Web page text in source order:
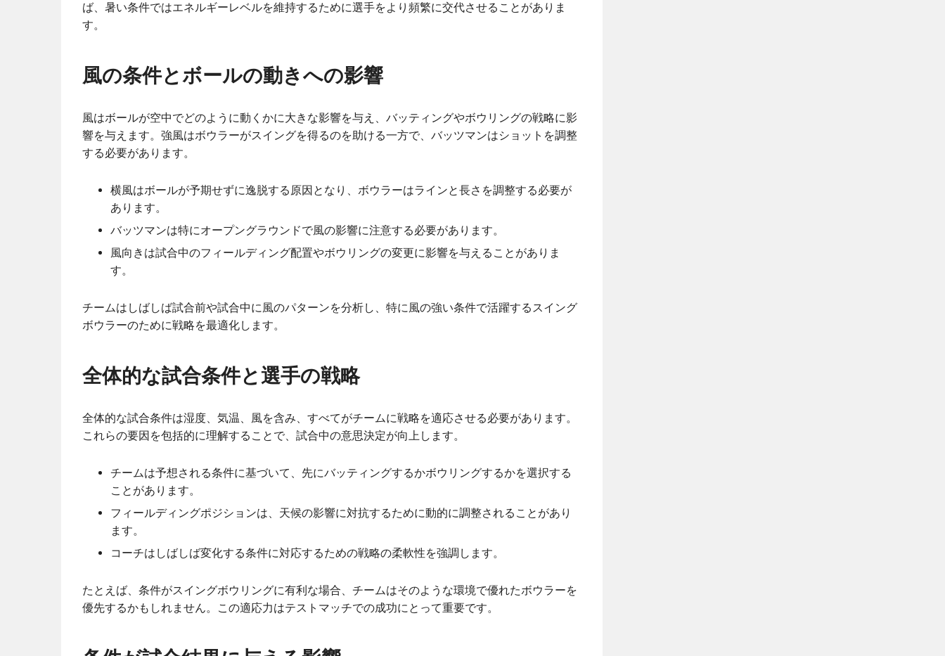
ば、暑い条件ではエネルギーレベルを維持するために選手をより頻繁に交代させることがありま
す。
風の条件とボールの動きへの影響
風はボールが空中でどのように動くかに大きな影響を与え、バッティングやボウリングの戦略に影
響を与えます。強風はボウラーがスイングを得るのを助ける一方で、バッツマンはショットを調整
する必要があります。
横風はボールが予期せずに逸脱する原因となり、ボウラーはラインと長さを調整する必要が
あります。
バッツマンは特にオープングラウンドで風の影響に注意する必要があります。
風向きは試合中のフィールディング配置やボウリングの変更に影響を与えることがありま
す。
チームはしばしば試合前や試合中に風のパターンを分析し、特に風の強い条件で活躍するスイング
ボウラーのために戦略を最適化します。
全体的な試合条件と選手の戦略
全体的な試合条件は湿度、気温、風を含み、すべてがチームに戦略を適応させる必要があります。
これらの要因を包括的に理解することで、試合中の意思決定が向上します。
チームは予想される条件に基づいて、先にバッティングするかボウリングするかを選択する
ことがあります。
フィールディングポジションは、天候の影響に対抗するために動的に調整されることがあり
ます。
コーチはしばしば変化する条件に対応するための戦略の柔軟性を強調します。
たとえば、条件がスイングボウリングに有利な場合、チームはそのような環境で優れたボウラーを
優先するかもしれません。この適応力はテストマッチでの成功にとって重要です。